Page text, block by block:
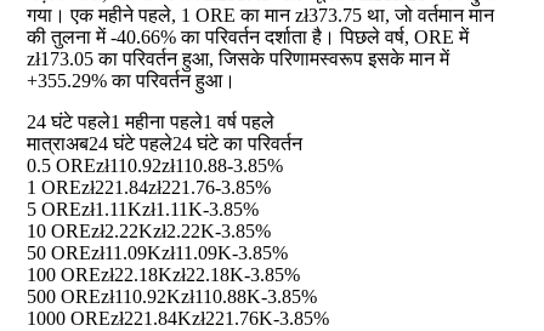
गया। एक महीने पहले, 1 ORE का मान zł373.75 था, जो वर्तमान मान
की तुलना में-40.66%का परिवर्तन दर्शाता है। पिछले वर्ष, ORE में
zł173.05 का परिवर्तन हुआ, जिसके परिणामस्वरूप इसके मान में
+355.29%का परिवर्तन हुआ।
24 घंटे पहले1 महीना पहले1 वर्ष पहले
मात्राअब24 घंटे पहले24 घंटे का परिवर्तन
0.5 OREzł110.92zł110.88-3.85%
1 OREzł221.84zł221.76-3.85%
5 OREzł1.11Kzł1.11K-3.85%
10 OREzł2.22Kzł2.22K-3.85%
50 OREzł11.09Kzł11.09K-3.85%
100 OREzł22.18Kzł22.18K-3.85%
500 OREzł110.92Kzł110.88K-3.85%
1000 OREzł221.84Kzł221.76K-3.85%